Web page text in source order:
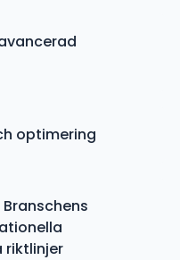
optimering
riktlinjer